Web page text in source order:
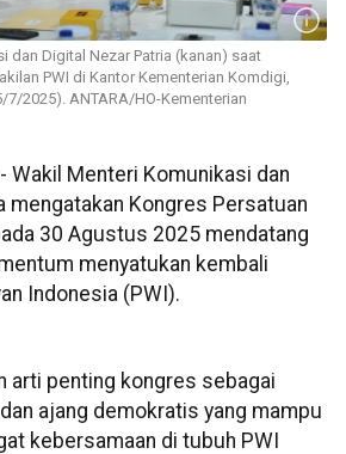
dan Digital Nezar Patria (kanan) saat
PWI di Kantor Kementerian Komdigi,
7/2025). ANTARA/HO-Kementerian
Wakil Menteri Komunikasi dan
mengatakan Kongres Persatuan
30 Agustus 2025 mendatang
menyatukan kembali
Indonesia (PWI).
arti penting kongres sebagai
ajang demokratis yang mampu
kebersamaan di tubuh PWI